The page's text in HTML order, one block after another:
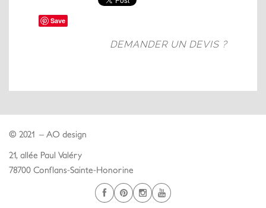
Save
DEMANDER UN DEVIS ?
© 2021 – AO design
21, allée Paul Valéry
78700 Conflans-Sainte-Honorine